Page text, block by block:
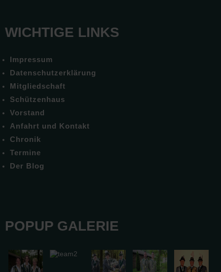
WICHTIGE LINKS
Impressum
Datenschutzerklärung
Mitgliedschaft
Schützenhaus
Vorstand
Anfahrt und Kontakt
Chronik
Termine
Der Blog
POPUP GALERIE